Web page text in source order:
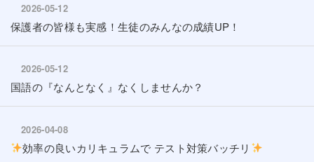
2026-05-12
保護者の皆様も実感！生徒のみんなの成績UP！
2026-05-12
国語の『なんとなく』なくしませんか？
2026-04-08
効率の良いカリキュラムで テスト対策バッチリ